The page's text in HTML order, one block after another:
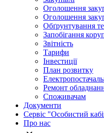
Оголошення
Оголошення
Обґрунтування
Запобігання
Звітність
Тарифи
Інвестиції
План розвитку
Ремонт
Споживачам
Документи
Сервіс "Особистий
Про нас